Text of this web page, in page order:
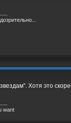
Хотя это
want